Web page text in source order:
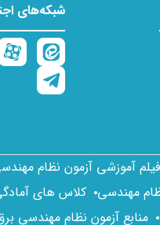
شبکه‌های
فیلم آموزشی آزمون نظام
مهندسی کلاس های
منابع آزمون نظام مهندسی برق